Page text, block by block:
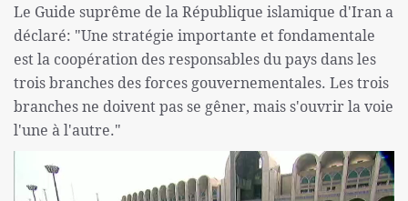
Le Guide suprême de la République islamique d'Iran a
déclaré: "Une stratégie importante et fondamentale
est la coopération des responsables du pays dans les
trois branches des forces gouvernementales. Les trois
branches ne doivent pas se gêner, mais s'ouvrir la voie
l'une à l'autre."